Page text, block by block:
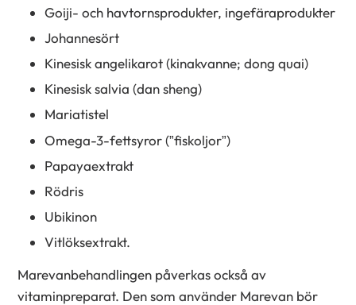
Goiji- och havtornsprodukter, ingefäraprodukter
Johannesört
Kinesisk angelikarot (kinakvanne; dong quai)
Kinesisk salvia (dan sheng)
Mariatistel
Omega-3-fettsyror (”fiskoljor”)
Papayaextrakt
Rödris
Ubikinon
Vitlöksextrakt.
Marevanbehandlingen påverkas också av
vitaminpreparat. Den som använder Marevan bör